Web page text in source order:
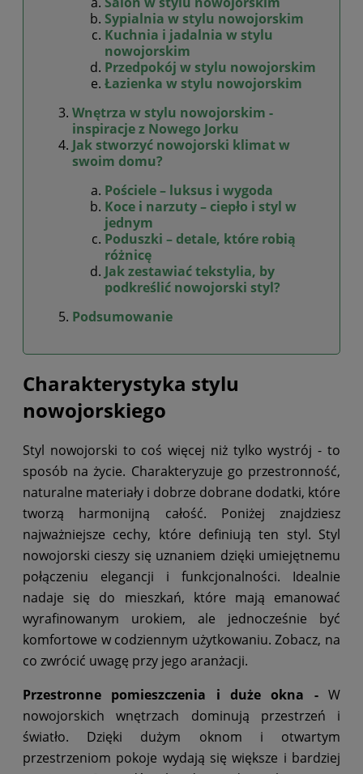
Sypialnia w stylu nowojorskim
Kuchnia i jadalnia w stylu
nowojorskim
Przedpokój w stylu nowojorskim
Łazienka w stylu nowojorskim
Wnętrza w stylu nowojorskim -
inspiracje z Nowego Jorku
Jak stworzyć nowojorski klimat w
swoim domu?
Pościele – luksus i wygoda
Koce i narzuty – ciepło i styl w
jednym
Poduszki – detale, które robią
różnicę
Jak zestawiać tekstylia, by
podkreślić nowojorski styl?
Podsumowanie
Charakterystyka stylu
nowojorskiego
Styl nowojorski to coś więcej niż tylko wystrój - to
sposób na życie. Charakteryzuje go przestronność,
naturalne materiały i dobrze dobrane dodatki, które
tworzą harmonijną całość. Poniżej znajdziesz
najważniejsze cechy, które definiują ten styl. Styl
nowojorski cieszy się uznaniem dzięki umiejętnemu
połączeniu elegancji i funkcjonalności. Idealnie
nadaje się do mieszkań, które mają emanować
wyrafinowanym urokiem, ale jednocześnie być
komfortowe w codziennym użytkowaniu. Zobacz, na
co zwrócić uwagę przy jego aranżacji.
Przestronne pomieszczenia i duże okna - W
nowojorskich wnętrzach dominują przestrzeń i
światło. Dzięki dużym oknom i otwartym
przestrzeniom pokoje wydają się większe i bardziej